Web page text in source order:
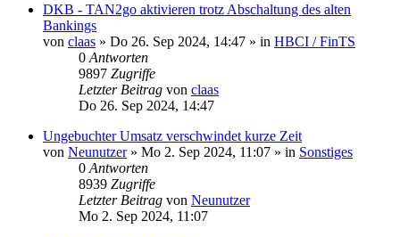
DKB - TAN2go aktivieren trotz Abschaltung des alten
Bankings
von claas » Do 26. Sep 2024, 14:47 » in HBCI / FinTS
0 Antworten
9897 Zugriffe
Letzter Beitrag von claas
Do 26. Sep 2024, 14:47
Ungebuchter Umsatz verschwindet kurze Zeit
von Neunutzer» Mo 2. Sep 2024, 11:07 » in Sonstiges
0 Antworten
8939 Zugriffe
Letzter Beitrag von Neunutzer
Mo 2. Sep 2024, 11:07